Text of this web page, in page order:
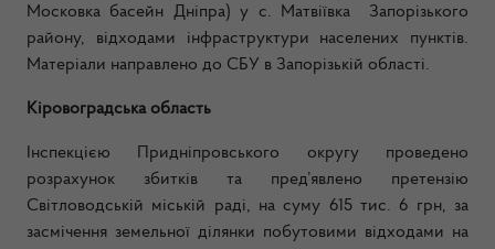
Московка басейн Дніпра) у с. Матвіївка Запорізького
району, відходами інфраструктури населених пунктів.
Матеріали направлено до СБУ в Запорізькій області.
Кіровоградська область
Інспекцією Придніпровського округу проведено
розрахунок збитків та пред’явлено претензію
Світловодській міській раді, на суму 615 тис. 6 грн, за
засмічення земельної ділянки побутовими відходами на